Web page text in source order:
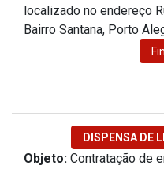
localizado no endereço
Bairro Santana, Porto
DISPENSA DE
Objeto: Contratação de